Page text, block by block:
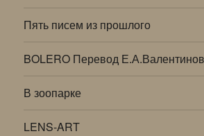
Пять писем из прошлого
BOLERO Перевод
В зоопарке
LENS-ART